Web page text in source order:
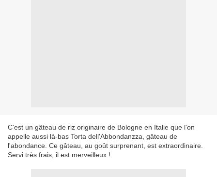
C'est un gâteau de riz originaire de Bologne en Italie que l'on
appelle aussi là-bas Torta dell'Abbondanzza, gâteau de
l'abondance. Ce gâteau, au goût surprenant, est extraordinaire.
Servi très frais, il est merveilleux !